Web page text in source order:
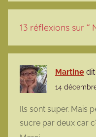
13 réflexions sur “
Martine dit
14
Ils sont super. Mais
sucre par deux car